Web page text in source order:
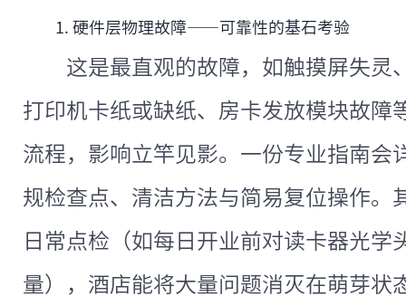
1. 硬件层物理故障——可靠性的基石考验
这是最直观的故障，如触摸屏失灵
打印机卡纸或缺纸、房卡发放模块故障
流程，影响立竿见影。一份专业指南会
规检查点、清洁方法与简易复位操作。
日常点检（如每日开业前对读卡器光学
量），酒店能将大量问题消灭在萌芽状